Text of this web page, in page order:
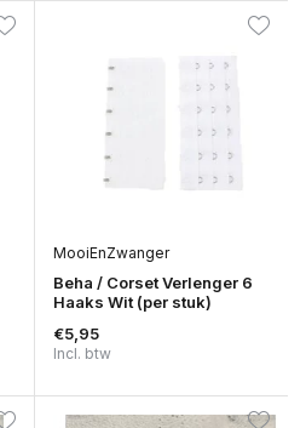
MooiEnZwanger
Beha / Corset Verlenger 6
Haaks Wit (per stuk)
€5,95
Incl. btw